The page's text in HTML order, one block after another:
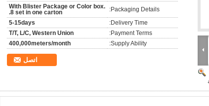
Packaging Details:
With Blister Package or Color box.
8 set in one carton.
Delivery Time:
5-15days
Payment Terms:
T/T, L/C, Western Union
Supply Ability:
400,000meters/month
اتصل